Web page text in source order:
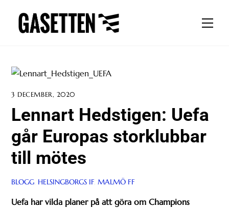
content
3 DECEMBER, 2020
Lennart Hedstigen: Uefa
går Europas storklubbar
till mötes
BLOGG HELSINGBORGS IF MALMÖ FF
Uefa har vilda planer på att göra om Champions